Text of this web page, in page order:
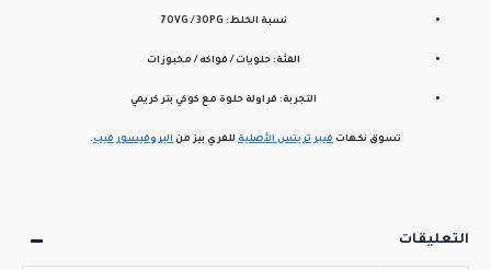
نسبة الخلط: 70VG / 30PG
الفئة: حلويات / فواكه / مخبوزات
التجربة: فراولة حلوة مع كوكي بتر كريمي
تسوق نكهات فيبر تريتسالأصلية للفري بيز من البروفيسور فيب.
التعليقات